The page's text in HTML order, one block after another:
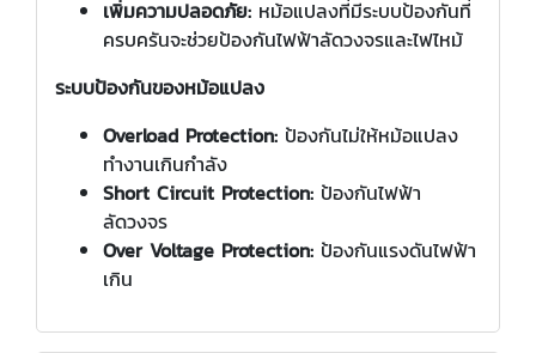
เพิ่มความปลอดภัย: หม้อแปลงที่มีระบบป้องกันที่
ครบครันจะช่วยป้องกันไฟฟ้าลัดวงจรและไฟไหม้
ระบบป้องกันของหม้อแปลง
Overload Protection: ป้องกันไม่ให้หม้อแปลง
ทำงานเกินกำลัง
Short Circuit Protection: ป้องกันไฟฟ้า
ลัดวงจร
Over Voltage Protection: ป้องกันแรงดันไฟฟ้า
เกิน